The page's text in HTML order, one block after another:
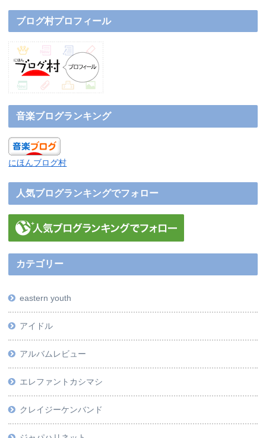
ブログ村プロフィール
音楽ブログランキング
にほんブログ村
人気ブログランキングでフォロー
カテゴリー
eastern youth
アイドル
アルバムレビュー
エレファントカシマシ
クレイジーケンバンド